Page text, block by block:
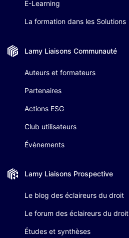
E-Learning
La formation dans les Solutions
Lamy Liaisons Communauté
Auteurs et formateurs
Partenaires
Actions ESG
Club utilisateurs
Évènements
Lamy Liaisons Prospective
Le blog des éclaireurs du droit
Le forum des éclaireurs du droit
Études et synthèses